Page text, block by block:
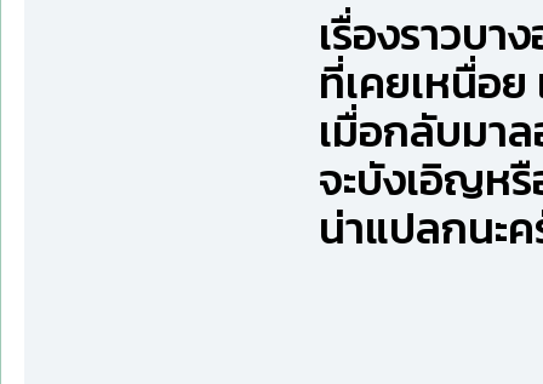
เรื่องราวบา
ที่เคยเหนื่อย
เมื่อกลับมา
จะบังเอิญห
น่าแปลกนะ